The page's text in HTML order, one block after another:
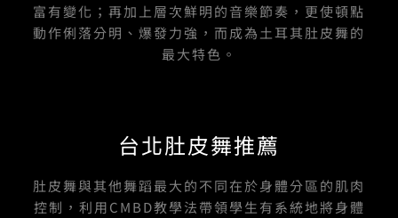
富有變化；再加上層次鮮明的音樂節奏，更使頓點
動作俐落分明、爆發力強，而成為土耳其肚皮舞的
最大特色。
台北肚皮舞推薦
肚皮舞與其他舞蹈最大的不同在於身體分區的肌肉
控制，利用CMBD教學法帶領學生有系統地將身體